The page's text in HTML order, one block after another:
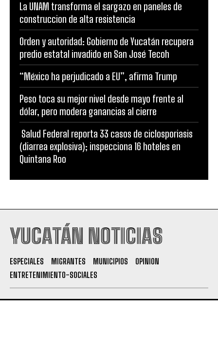
La UNAM transforma el sargazo en paneles de
construccion de alta resistencia
Orden y autoridad: Gobierno de Yucatán recupera
predio estatal invadido en San José Tecoh
“México ha perjudicado a EU”, afirma Trump
Peso toca su mejor nivel desde mayo frente al
dólar, pero modera ganancias al cierre
Salud Federal reporta 33 casos de ciclosporiasis
(diarrea explosiva); inspecciona 16 hoteles en
Quintana Roo
YUCATÁN NOTICIAS
ESPECIALES MIGRANTES MUNICIPIOS
OPINION
ENTRETENIMIENTO-SOCIALES